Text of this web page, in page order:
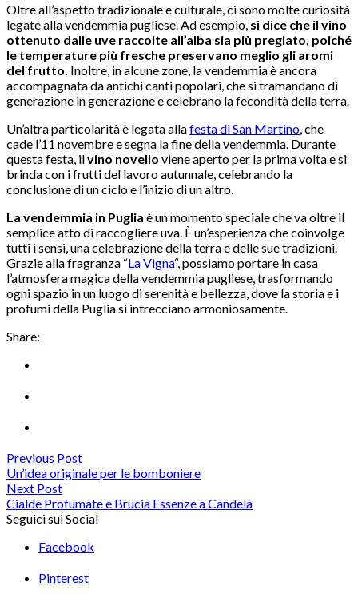
Oltre all’aspetto tradizionale e culturale, ci sono molte curiosità
legate alla vendemmia pugliese. Ad esempio, si dice che il vino
ottenuto dalle uve raccolte all’alba sia più pregiato, poiché
le temperature più fresche preservano meglio gli aromi
del frutto. Inoltre, in alcune zone, la vendemmia è ancora
accompagnata da antichi canti popolari, che si tramandano di
generazione in generazione e celebrano la fecondità della terra.
Un’altra particolarità è legata allafesta di San Martino , che
cade l’11 novembre e segna la fine della vendemmia. Durante
questa festa, ilvino novello viene aperto per la prima volta e si
brinda con i frutti del lavoro autunnale, celebrando la
conclusione di un ciclo e l’inizio di un altro.
La vendemmia in Puglia è un momento speciale che va oltre il
semplice atto di raccogliere uva. È un’esperienza che coinvolge
tutti i sensi, una celebrazione della terra e delle sue tradizioni.
Grazie alla fragranza “La Vigna“, possiamo portare in casa
l’atmosfera magica della vendemmia pugliese, trasformando
ogni spazio in un luogo di serenità e bellezza, dove la storia e i
profumi della Puglia si intrecciano armoniosamente.
Share:
Previous Post
Un’idea originale per le bomboniere
Next Post
Cialde Profumate e Brucia Essenze a Candela
Seguici sui Social
Facebook
Pinterest